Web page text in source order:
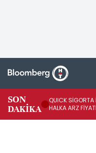
SON
DAKİKA
QUICK SİGORTA
HALKA ARZ